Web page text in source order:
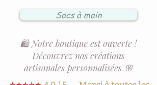
Sacs à main
🛍️ Notre boutique est ouverte !
Découvrez nos créations
artisanales personnalisées 🌸